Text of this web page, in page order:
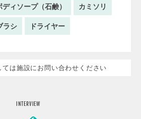
ディソープ（石鹸） カミソリ
ラシ ドライヤー
は施設にお問い合わせください
INTERVIEW